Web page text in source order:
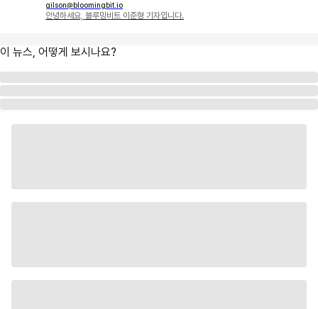
gilson@bloomingbit.io
안녕하세요, 블루밍비트 이준형 기자입니다.
이 뉴스, 어떻게 보시나요?